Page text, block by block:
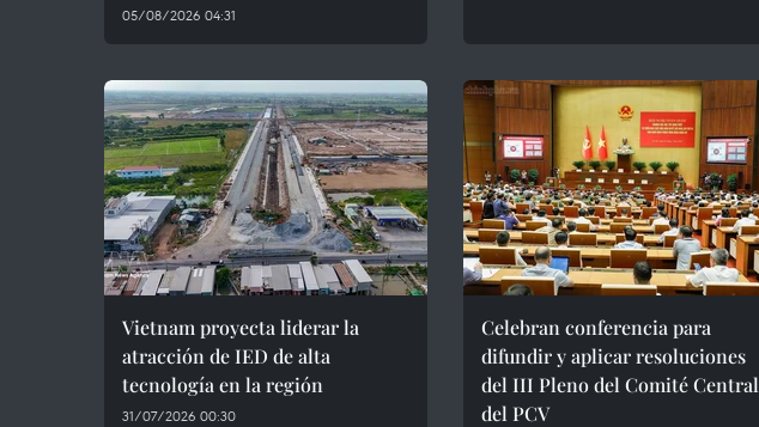
05/08/2026 04:31
Vietnam proyecta liderar la
atracción de IED de alta
tecnología en la región
31/07/2026 00:30
Celebran conferencia para
difundir y aplicar resoluciones
del III Pleno del Comité Central
del PCV